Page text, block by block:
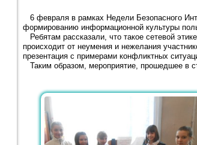
6 февраля в рамках Недели Безопасного
формированию информационной культуры
Ребятам рассказали, что такое сетевой
происходит от неумения и нежелания
презентация с примерами конфликтных
Таким образом, мероприятие, прошедшее в